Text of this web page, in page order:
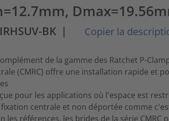
BK | Copier la
de la gamme des Ratchet P-
(CMRC) offre une installation rapide et
pour les applications où l'espace est
centrale et non déportée comme
les références, les brides de la série CMRC